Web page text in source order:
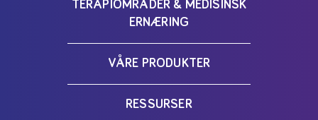
TERAPIOMRÅDER & MEDISINSK
ERNÆRING
VÅRE PRODUKTER
RESSURSER